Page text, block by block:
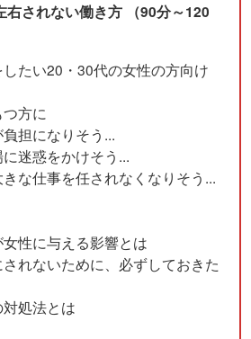
右されない働き方 （90分～120
たい20・30代の女性の方向け
方に
担になりそう...
迷惑をかけそう...
きな仕事を任されなくなりそう...
女性に与える影響とは
されないために、必ずしておきた
対処法とは